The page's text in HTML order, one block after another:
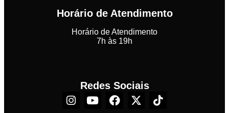
Horário de Atendimento
Horário de Atendimento
7h às 19h
Redes Sociais